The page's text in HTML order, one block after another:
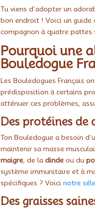
Tu viens d’adopter un
bon endroit ! Voici un
compagnon à quatre pattes
Pourquoi une
Bouledogue
Les Bouledogues Français
prédisposition à certains
atténuer ces problèmes,
Des protéines
Ton Bouledogue a besoin
maintenir sa masse
maigre , de ladinde ou du
système immunitaire et à
spécifiques ? Voicinotre
Des graisses